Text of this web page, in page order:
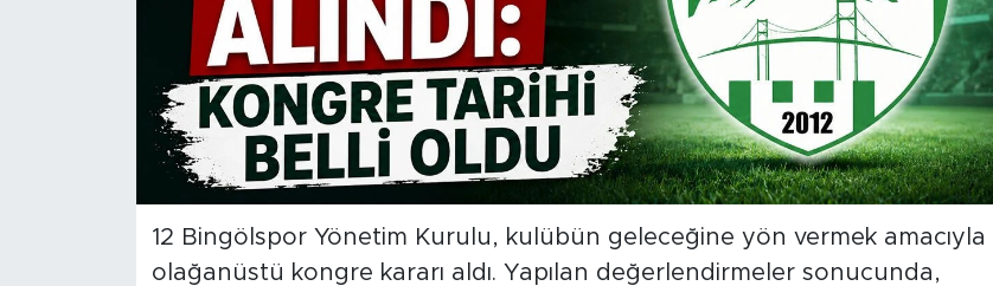
12 Bingölspor Yönetim Kurulu, kulübün geleceğine yön vermek amacıyla
olağanüstü kongre kararı aldı. Yapılan değerlendirmeler sonucunda,
Hava Durumu
Bingöl Kaza Haberleri